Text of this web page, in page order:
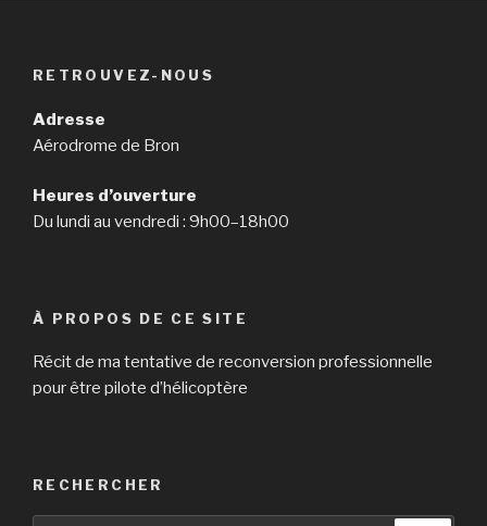
RETROUVEZ-NOUS
Adresse
Aérodrome de Bron
Heures d’ouverture
Du lundi au vendredi : 9h00–18h00
À PROPOS DE CE SITE
Récit de ma tentative de reconversion professionnelle
pour être pilote d’hélicoptère
RECHERCHER